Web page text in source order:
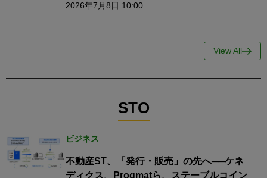
2026年7月8日 10:00
View All
STO
ビジネス
不動産ST、「発行・販売」の先へ──ケネ
ディクス、Progmatら、ステーブルコイン